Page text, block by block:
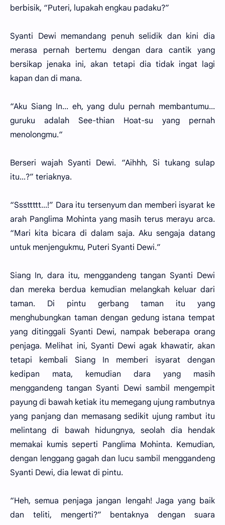
berbisik, “Puteri, lupakah engkau padaku?”
Syanti Dewi memandang penuh selidik dan kini dia
merasa pernah bertemu dengan dara cantik yang
bersikap jenaka ini, akan tetapi dia tidak ingat lagi
kapan dan di mana.
“Aku Siang In... eh, yang dulu pernah membantumu...
guruku adalah See-thian Hoat-su yang pernah
menolongmu.“
Berseri wajah Syanti Dewi. “Aihhh, Si tukang sulap
itu...?” teriaknya.
“Sssttttt...!” Dara itu tersenyum dan memberi isyarat ke
arah Panglima Mohinta yang masih terus merayu arca.
“Mari kita bicara di dalam saja. Aku sengaja datang
untuk menjengukmu, Puteri Syanti Dewi.”
Siang In, dara itu, menggandeng tangan Syanti Dewi
dan mereka berdua kemudian melangkah keluar dari
taman. Di pintu gerbang taman itu yang
menghubungkan taman dengan gedung istana tempat
yang ditinggali Syanti Dewi, nampak beberapa orang
penjaga. Melihat ini, Syanti Dewi agak khawatir, akan
tetapi kembali Siang In memberi isyarat dengan
kedipan mata, kemudian dara yang masih
menggandeng tangan Syanti Dewi sambil mengempit
payung di bawah ketiak itu memegang ujung rambutnya
yang panjang dan memasang sedikit ujung rambut itu
melintang di bawah hidungnya, seolah dia hendak
memakai kumis seperti Panglima Mohinta. Kemudian,
dengan lenggang gagah dan lucu sambil menggandeng
Syanti Dewi, dia lewat di pintu.
“Heh, semua penjaga jangan lengah! Jaga yang baik
dan teliti, mengerti?” bentaknya dengan suara